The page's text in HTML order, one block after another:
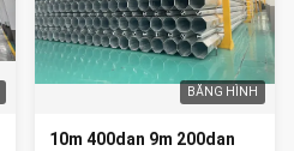
BĂNG HÌNH
10m 400dan 9m 200dan